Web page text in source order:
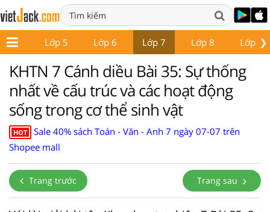
❯
4 Lớp 5 Lớp 6 Lớp 7 Lớp 8 Lớp 9
KHTN 7 Cánh diều Bài 35: Sự thống
nhất về cấu trúc và các hoạt động
sống trong cơ thể sinh vật
HOT
Sale 40% sách Toán - Văn - Anh 7 ngày 07-07 trên
Shopee mall
Trang trước Trang sau